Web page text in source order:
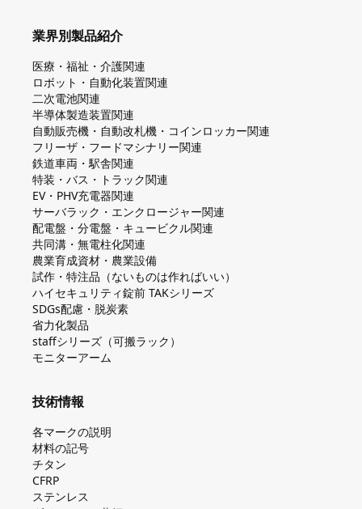
業界別製品紹介
医療・福祉・介護関連
ロボット・自動化装置関連
二次電池関連
半導体製造装置関連
自動販売機・自動改札機・コインロッカー関連
フリーザ・フードマシナリー関連
鉄道車両・駅舎関連
特装・バス・トラック関連
EV・PHV充電器関連
サーバラック・エンクロージャー関連
配電盤・分電盤・キュービクル関連
共同溝・無電柱化関連
農業育成資材・農業設備
試作・特注品（ないものは作ればいい）
ハイセキュリティ錠前 TAKシリーズ
SDGs配慮・脱炭素
省力化製品
staffシリーズ（可搬ラック）
モニターアーム
技術情報
各マークの説明
材料の記号
チタン
CFRP
ステンレス